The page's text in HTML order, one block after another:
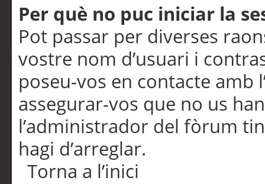
Per què no puc iniciar la
Pot passar per diverses
vostre nom d’usuari i
poseu-vos en contacte
assegurar-vos que no us
l’administrador del fòrum
hagi d’arreglar.
Torna a l’inici